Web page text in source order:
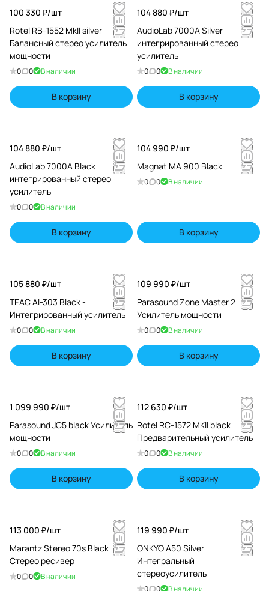
100 330 ₽/шт
Rotel RB-1552 MkII silver
Балансный стерео усилитель
мощности
0 0 В наличии
В корзину
104 880 ₽/шт
AudioLab 7000A Silver
интегрированный стерео
усилитель
0 0 В наличии
В корзину
104 880 ₽/шт
AudioLab 7000A Black
интегрированный стерео
усилитель
0 0 В наличии
В корзину
104 990 ₽/шт
Magnat MA 900 Black
0 0 В наличии
В корзину
105 880 ₽/шт
TEAC AI-303 Black -
Интегрированный усилитель
0 0 В наличии
В корзину
109 990 ₽/шт
Parasound Zone Master 2
Усилитель мощности
0 0 В наличии
В корзину
1 099 990 ₽/шт
Parasound JC5 black Усилитель
мощности
0 0 В наличии
В корзину
112 630 ₽/шт
Rotel RC-1572 MKII black
Предварительный усилитель
0 0 В наличии
В корзину
113 000 ₽/шт
Marantz Stereo 70s Black
Стерео ресивер
0 0 В наличии
119 990 ₽/шт
ONKYO A50 Silver
Интегральный
стереоусилитель
0 0 В наличии